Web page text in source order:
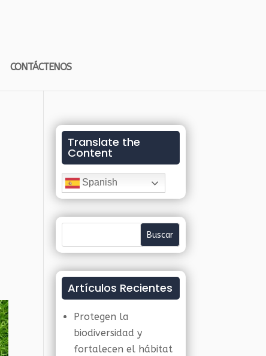
CONTÁCTENOS
Translate the
Content
Spanish
Artículos Recientes
Protegen la
biodiversidad y
fortalecen el hábitat